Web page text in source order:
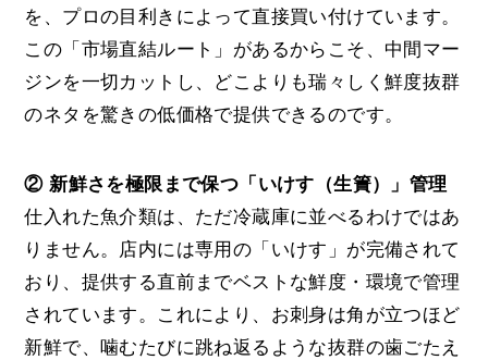
を、プロの目利きによって直接買い付けています。
この「市場直結ルート」があるからこそ、中間マー
ジンを一切カットし、どこよりも瑞々しく鮮度抜群
のネタを驚きの低価格で提供できるのです。
② 新鮮さを極限まで保つ「いけす（生簀）」管理
仕入れた魚介類は、ただ冷蔵庫に並べるわけではあ
りません。店内には専用の「いけす」が完備されて
おり、提供する直前までベストな鮮度・環境で管理
されています。これにより、お刺身は角が立つほど
新鮮で、噛むたびに跳ね返るような抜群の歯ごたえ